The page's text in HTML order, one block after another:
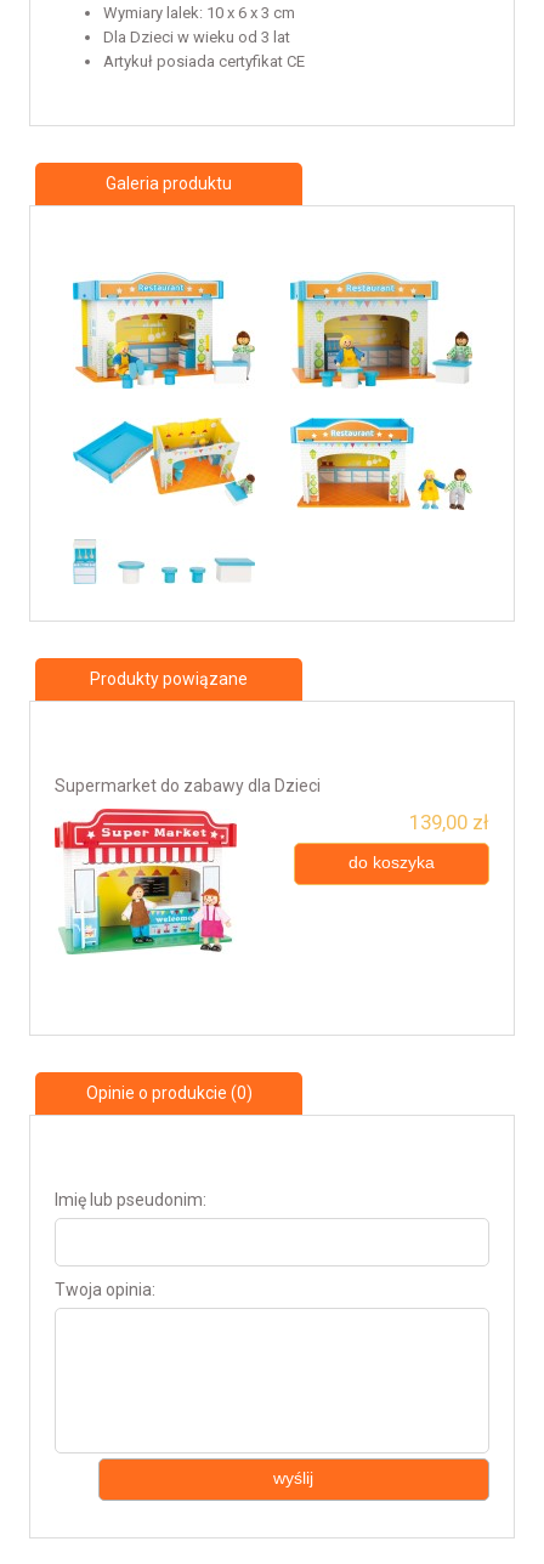
Wymiary lalek: 10 x 6 x 3 cm
Dla Dzieci w wieku od 3 lat
Artykuł posiada certyfikat CE
Galeria produktu
Produkty powiązane
Supermarket do zabawy dla Dzieci
139,00 zł
do koszyka
Opinie o produkcie (0)
Imię lub pseudonim:
Twoja opinia:
wyślij